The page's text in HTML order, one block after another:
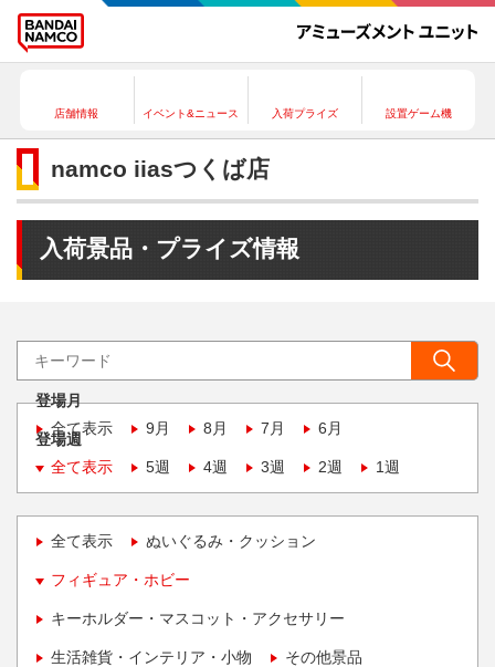
店舗情報 イベント&ニュース 入荷プライズ 設置ゲーム機
namco iiasつくば店
入荷景品・プライズ情報
登場月
全て表示
9月 8月 7月 6月
登場週
全て表示
5週 4週 3週 2週 1週
全て表示 ぬいぐるみ・クッション
フィギュア・ホビー
キーホルダー・マスコット・アクセサリー
生活雑貨・インテリア・小物 その他景品